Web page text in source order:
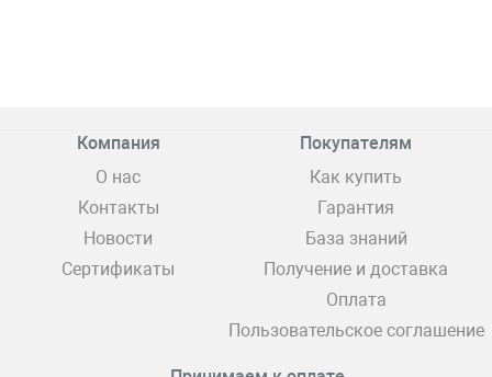
Компания
О нас
Контакты
Новости
Сертификаты
Покупателям
Как купить
Гарантия
База знаний
Получение и доставка
Оплата
Пользовательское соглашение